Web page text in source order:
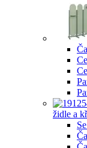
židle a